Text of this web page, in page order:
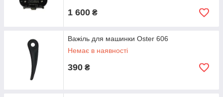
1 600 ₴
Важіль для машинки Oster 606
Немає в наявності
390 ₴